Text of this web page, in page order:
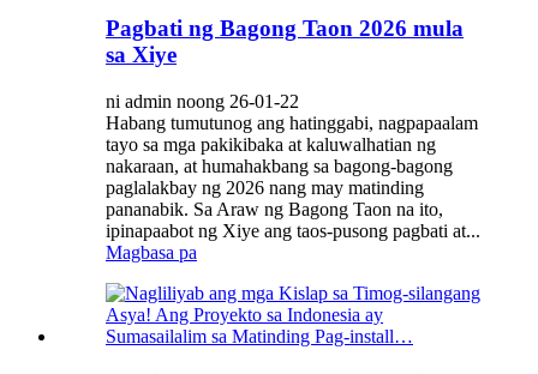
Pagbati ng Bagong Taon 2026 mula
sa Xiye
ni admin noong 26-01-22
Habang tumutunog ang hatinggabi, nagpapaalam
tayo sa mga pakikibaka at kaluwalhatian ng
nakaraan, at humahakbang sa bagong-bagong
paglalakbay ng 2026 nang may matinding
pananabik. Sa Araw ng Bagong Taon na ito,
ipinapaabot ng Xiye ang taos-pusong pagbati at...
Magbasa pa